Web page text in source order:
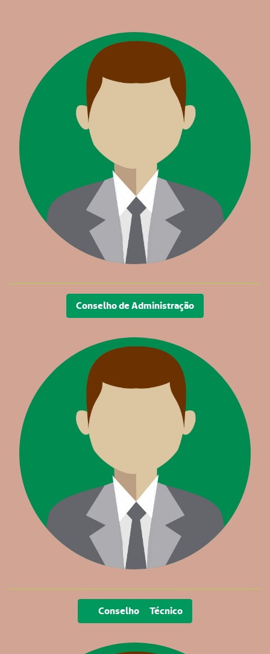
Conselho de Administração
Conselho Técnico